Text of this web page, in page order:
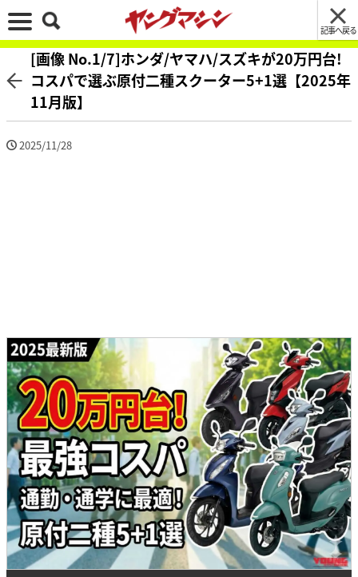
記事へ戻る
[画像 No.1/7]ホンダ/ヤマハ/スズキが20万円台!
コスパで選ぶ原付二種スクーター5+1選【2025年
11月版】
2025/11/28